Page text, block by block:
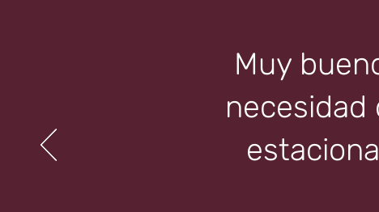
Muy
necesidad